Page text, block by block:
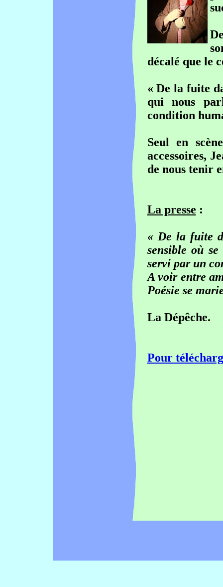
décalé que le
«De la fuite
qui nous
condition
Seul en
accessoires,
de nous tenir
La presse :
« De la fuite
sensible où
servi par un
A voir entre
Poésie se
La Dépêche.
Pour